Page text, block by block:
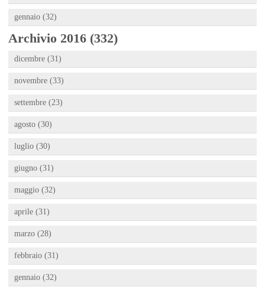
gennaio (32)
Archivio 2016 (332)
dicembre (31)
novembre (33)
settembre (23)
agosto (30)
luglio (30)
giugno (31)
maggio (32)
aprile (31)
marzo (28)
febbraio (31)
gennaio (32)